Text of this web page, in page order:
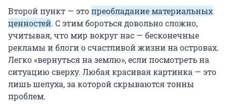
Второй пункт — этопреобладание материальных
ценностей. С этим бороться довольно сложно,
учитывая, что мир вокруг нас — бесконечные
рекламы и блоги о счастливой жизни на островах.
Легко «вернуться на землю», если посмотреть на
ситуацию сверху. Любая красивая картинка — это
лишь шелуха, за которой скрываются тонны
проблем.